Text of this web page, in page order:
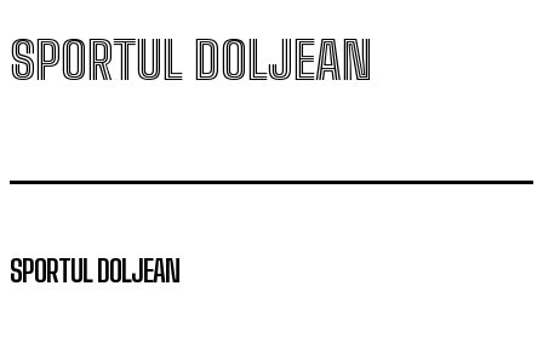
SPORTUL DOLJEAN
SPORTUL DOLJEAN